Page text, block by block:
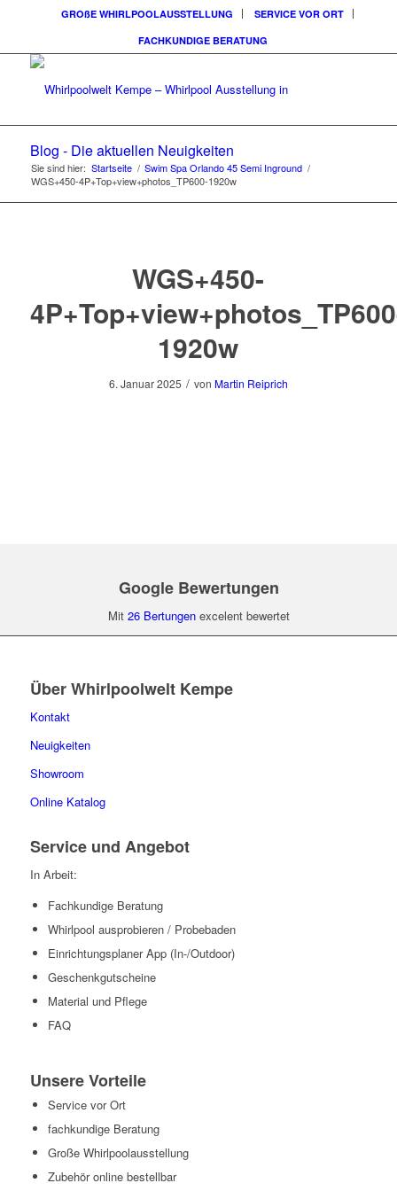
GROßE WHIRLPOOLAUSSTELLUNG
SERVICE VOR ORT
FACHKUNDIGE BERATUNG
Blog - Die aktuellen Neuigkeiten
Sie sind hier: Startseite / Swim Spa Orlando 45 Semi Inground /
WGS+450-4P+Top+view+photos_TP600-1920w
WGS+450-
1920w
6. Januar 2025 / von Martin Reiprich
Google Bewertungen
Mit 26 Bertungenexcelent bewertet
Über Whirlpoolwelt Kempe
Kontakt
Neuigkeiten
Showroom
Online Katalog
Service und Angebot
In Arbeit:
Fachkundige Beratung
Whirlpool ausprobieren / Probebaden
Einrichtungsplaner App (In-/Outdoor)
Geschenkgutscheine
Material und Pflege
FAQ
Unsere Vorteile
Service vor Ort
fachkundige Beratung
Große Whirlpoolausstellung
Zubehör online bestellbar